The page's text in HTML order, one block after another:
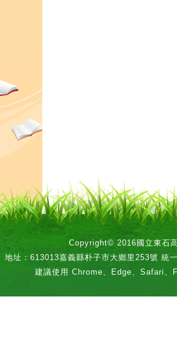
Copyright© 2016國立東石
地址：613013嘉義縣朴子市大鄉里253號 統
建議使用 Chrome、Edge、Safari